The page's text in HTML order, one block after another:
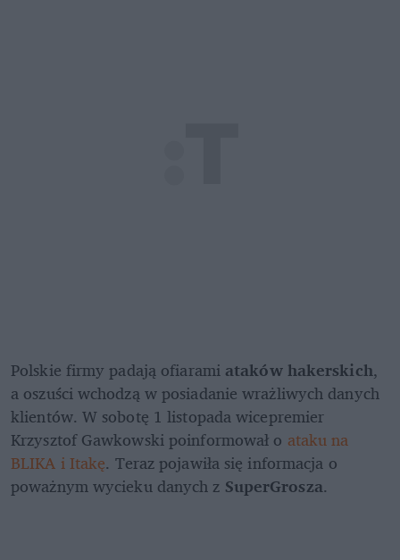
Polskie firmy padają ofiarami ataków hakerskich,
a oszuści wchodzą w posiadanie wrażliwych danych
klientów. W sobotę 1 listopada wicepremier
Krzysztof Gawkowski poinformował o ataku na
BLIKA i Itakę. Teraz pojawiła się informacja o
poważnym wycieku danych z SuperGrosza.